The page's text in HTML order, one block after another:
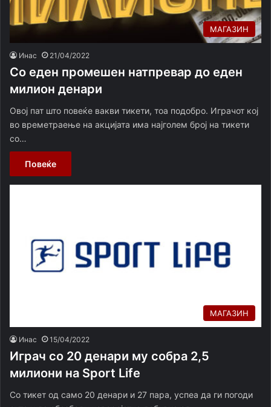
МАГАЗИН
Инас 21/04/2022
Со еден промешен натпревар до еден
милион денари
Овој пат што повеќе вакви тикети, тоа подобро. Играчот кој
во времетраење на акцијата има најголем број на тикети
со…
Повеќе
МАГАЗИН
Инас 15/04/2022
Играч со 20 денари му собра 2,5
милиони на Sport Life
Со тикет од само 20 денари и 27 пара, успеа да ги погоди